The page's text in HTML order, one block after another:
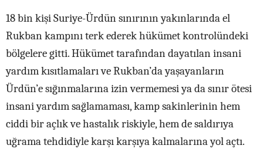
18 bin kişi Suriye-Ürdün sınırının yakınlarında el
Rukban kampını terk ederek hükümet kontrolündeki
bölgelere gitti. Hükümet tarafından dayatılan insani
yardım kısıtlamaları ve Rukban’da yaşayanların
Ürdün’e sığınmalarına izin vermemesi ya da sınır ötesi
insani yardım sağlamaması, kamp sakinlerinin hem
ciddi bir açlık ve hastalık riskiyle, hem de saldırıya
uğrama tehdidiyle karşı karşıya kalmalarına yol açtı.